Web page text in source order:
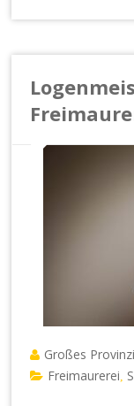
Großes
Freimaurerei